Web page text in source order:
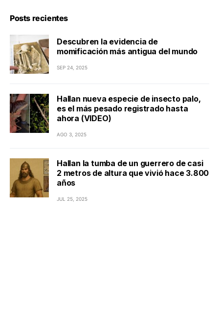
Posts recientes
Descubren la evidencia de
momificación más antigua del mundo
SEP 24, 2025
Hallan nueva especie de insecto palo,
es el más pesado registrado hasta
ahora (VIDEO)
AGO 3, 2025
Hallan la tumba de un guerrero de casi
2 metros de altura que vivió hace 3.800
años
JUL 25, 2025